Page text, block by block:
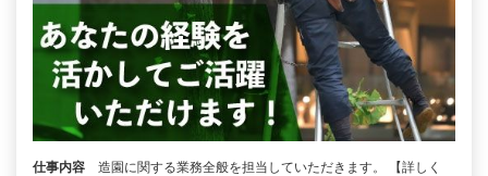
仕事内容
造園に関する業務全般を担当していただきます。 【詳しく